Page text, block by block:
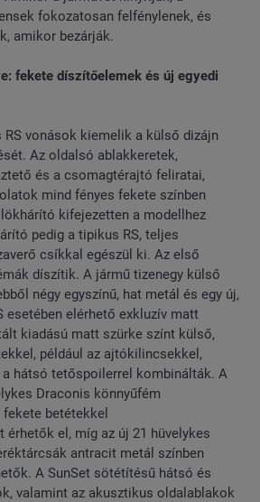
fokozatosan felfénylenek, és
amikor bezárják.
fekete díszítőelemek és új egyedi
vonások kiemelik a külső dizájn
Az oldalsó ablakkeretek,
és a csomagtérajtó feliratai,
mind fényes fekete színben
kifejezetten a modellhez
pedig a tipikus RS, teljes
csíkkal egészül ki. Az első
díszítik. A jármű tizenegy külső
négy egyszínű, hat metál és egy új,
esetében elérhető exkluzív matt
kiadású matt szürke színt külső,
például az ajtókilincsekkel,
hátsó tetőspoilerrel kombinálták. A
Draconis könnyűfém
betétekkel
érhetők el, míg az új 21 hüvelykes
antracit metál színben
A SunSet sötétítésű hátsó és
valamint az akusztikus oldalablakok